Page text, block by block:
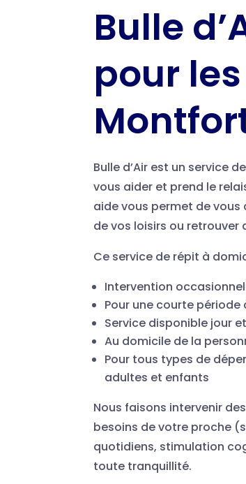
Bulle
pour
Bulle d’Air est un service
vous aider et prend le
aide vous permet de
de vos loisirs ou retrouver
Ce service de répit à
Intervention
Pour une courte période
Service disponible jour
Au domicile de la
Pour tous types de
adultes et enfants
Nous faisons intervenir
besoins de votre proche
quotidiens, stimulation
toute tranquillité.